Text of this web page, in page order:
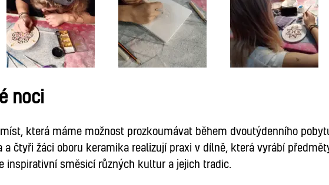
noci
která máme možnost prozkoumávat během dvoutýdenního
čtyři žáci oboru keramika realizují praxi v dílně, která vyrábí
inspirativní směsicí různých kultur a jejich tradic.